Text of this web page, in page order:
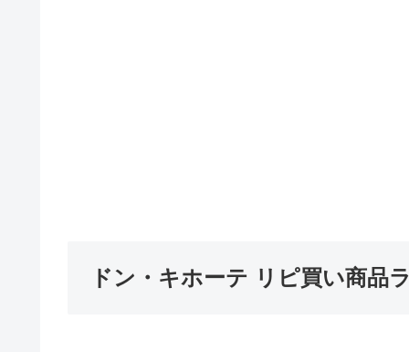
ドン・キホーテ リピ買い商品